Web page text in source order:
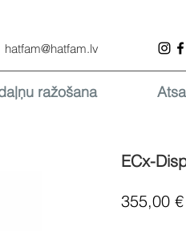
hatfam@hatfam.lv
ražošana
ECx-
355,00 €